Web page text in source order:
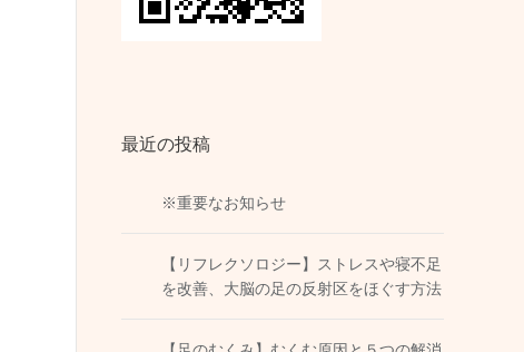
最近の投稿
※重要なお知らせ
【リフレクソロジー】ストレスや寝不足
を改善、大脳の足の反射区をほぐす方法